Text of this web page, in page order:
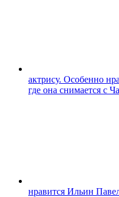
актрису. Особенно
где она снимается с
нравится Ильин